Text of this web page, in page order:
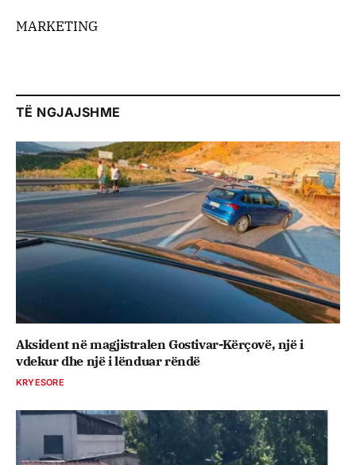
MARKETING
TË NGJAJSHME
Aksident në magjistralen Gostivar-Kërçovë, një i
vdekur dhe një i lënduar rëndë
KRYESORE